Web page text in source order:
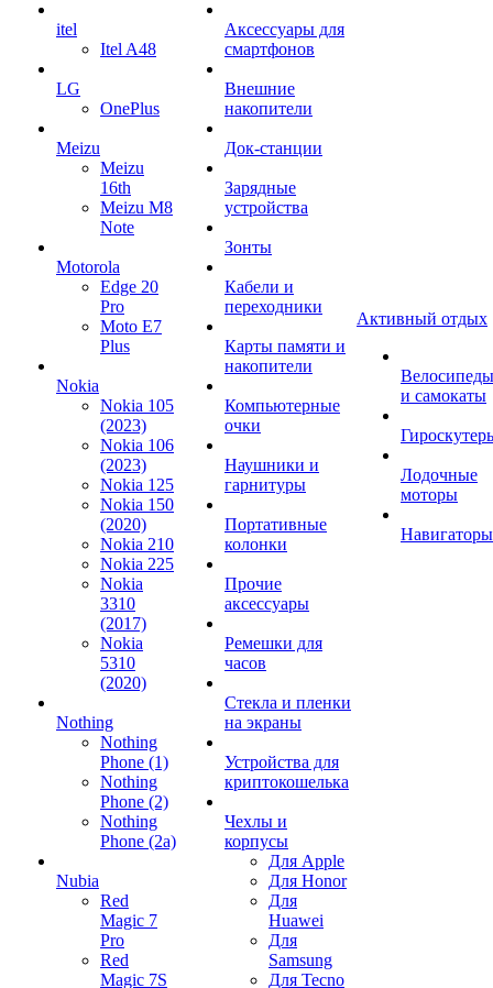
itel
Itel A48
LG
OnePlus
Meizu
Meizu
16th
Meizu M8
Note
Motorola
Edge 20
Pro
Moto E7
Plus
Nokia
Nokia 105
(2023)
Nokia 106
(2023)
Nokia 125
Nokia 150
(2020)
Nokia 210
Nokia 225
Nokia
3310
(2017)
Nokia
5310
(2020)
Nothing
Nothing
Phone (1)
Nothing
Phone (2)
Nothing
Phone (2a)
Nubia
Red
Magic 7
Pro
Red
Magic 7S
Аксессуары для
смартфонов
Внешние
накопители
Док-станции
Зарядные
устройства
Зонты
Кабели и
переходники
Карты памяти и
накопители
Компьютерные
очки
Наушники и
гарнитуры
Портативные
колонки
Прочие
аксессуары
Ремешки для
часов
Стекла и пленки
на экраны
Устройства для
криптокошелька
Чехлы и
корпусы
Для Apple
Для Honor
Для
Huawei
Для
Samsung
Для Tecno
Активный отдых
Велосипеды
и самокаты
Лодочные
моторы
Навигаторы